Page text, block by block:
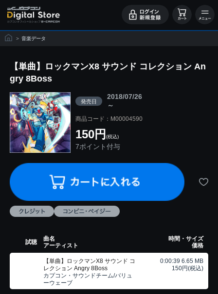
> 音楽データ
【単曲】ロックマンX8 サウンド コレクション An
gry 8Boss
発売日
2018/07/26
～
商品コード：M00004590
150円 (税込)
7ポイント付与
試聴
曲名
アーティスト
時間・サイズ
価格
【単曲】ロックマンX8 サウンド コ
レクション Angry 8Boss
カプコン・サウンドチーム/バリュ
ーウェーブ
0:00:39 6.65 MB
150円(税込)